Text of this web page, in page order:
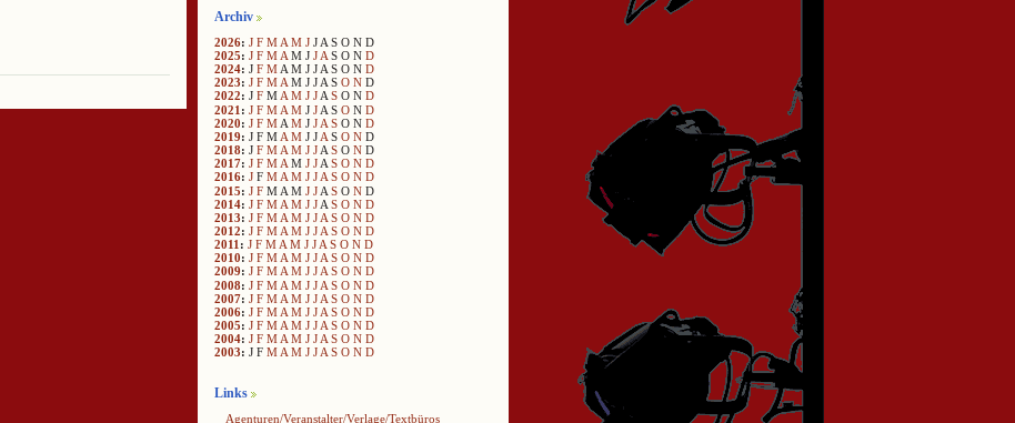
Archiv
2026: J F M A M J J A S O N D
2025: J F M A M J J A S O N D
2024: J F M A M J J A S O N D
2023: J F M A M J J A S O N D
2022: J F MA M J JA S O N D
2021 : J F M A M J J A S O N D
2020: J F M A M J J A S O N D
2019: J F M A M J J A S O N D
2018: J F M A M J J A S O N D
2017: J F M A M J J A S O N D
2016: J F M A M J J A S O N D
2015: J F M A M J J A S O N D
2014: J F M A M J J A S O N D
2013: J F M A M J J A S O N D
2012: J F M A M J J A S O N D
2011 : J F M A M J J A S O N D
2010: J F M A M J J A S O N D
2009: J F MA M J JA S O N D
2008: J F M A M J J A S O N D
2007: J F M A M J J A S O N D
2006: J F M A M J J A S O N D
2005: J F M A M J J A S O N D
2004: J F M A M J J A S O N D
2003: J F M A M J J A S O N D
Links
Agenturen/Veranstalter/Verlage/Textbüros